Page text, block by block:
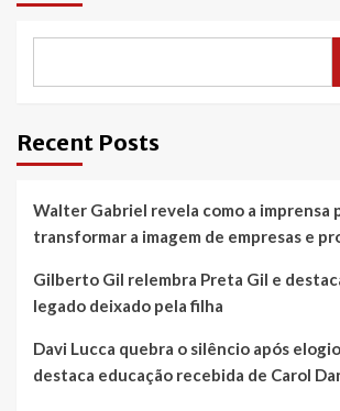
Recent Posts
Walter Gabriel revela como a imprensa
transformar a imagem de empresas e
Gilberto Gil relembra Preta Gil e
legado deixado pela filha
Davi Lucca quebra o silêncio após
destaca educação recebida de Carol